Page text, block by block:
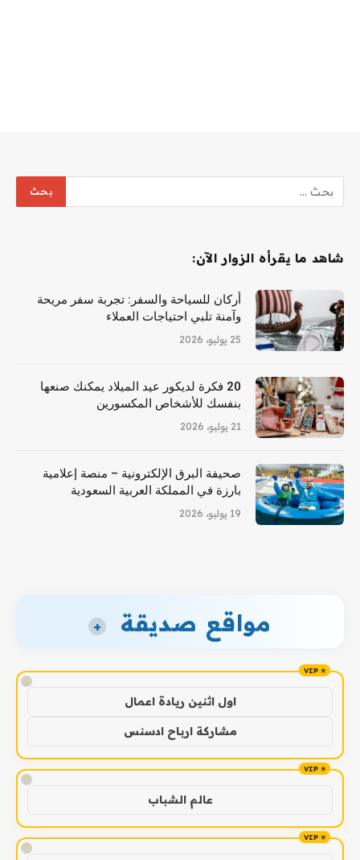
شاهد ما يقرأه الزوار الآن:
أركان للسياحة والسفر: تجربة سفر مريحة
وآمنة تلبي احتياجات العملاء
25 يوليو، 2026
20 فكرة لديكور عيد الميلاد يمكنك صنعها
بنفسك للأشخاص المكسورين
21 يوليو، 2026
صحيفة البرق الإلكترونية – منصة إعلامية
بارزة في المملكة العربية السعودية
19 يوليو، 2026
مواقع صديقة +
!
اول اثنين ريادة اعمال
مشاركة ارباح ادسنس
!
عالم الشباب
!